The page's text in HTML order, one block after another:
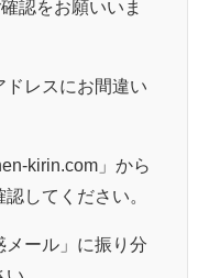
認をお願いいま
ドレスにお間違い
kirin.com 」から
してください。
メール」に振り分